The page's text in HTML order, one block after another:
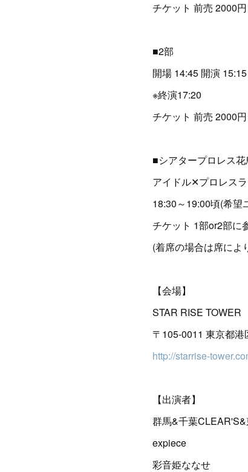
チケット 前売 2000
■2部
開場 14:45 開演
※終演17:20
チケット 前売 2000
■シアタープロレス花
アイドル✕プロレス
18:30～19:00頃(希望
チケット 1部or2部に
(着席の場合は席によ
【会場】
STAR RISE TOWER
〒105-0011 東京都
http://starrise-
【出演者】
群馬&千葉
expiece
彩音姫ななせ